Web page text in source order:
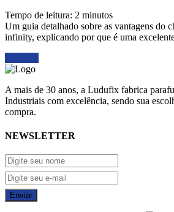
Tempo de leitura: 2 minutos
Um guia detalhado sobre as vantagens do
infinity, explicando por que é uma
A mais de 30 anos, a Ludufix fabrica
Industriais com excelência, sendo sua
compra.
NEWSLETTER
Enviar